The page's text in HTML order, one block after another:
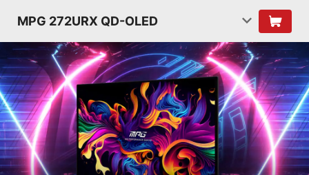
MPG 272URX QD-OLED